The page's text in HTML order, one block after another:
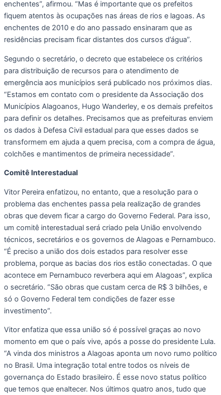
enchentes”, afirmou. “Mas é importante que os prefeitos
fiquem atentos às ocupações nas áreas de rios e lagoas. As
enchentes de 2010 e do ano passado ensinaram que as
residências precisam ficar distantes dos cursos d’água”.
Segundo o secretário, o decreto que estabelece os critérios
para distribuição de recursos para o atendimento de
emergência aos municípios será publicado nos próximos dias.
“Estamos em contato com o presidente da Associação dos
Municípios Alagoanos, Hugo Wanderley, e os demais prefeitos
para definir os detalhes. Precisamos que as prefeituras enviem
os dados à Defesa Civil estadual para que esses dados se
transformem em ajuda a quem precisa, com a compra de água,
colchões e mantimentos de primeira necessidade”.
Comitê Interestadual
Vitor Pereira enfatizou, no entanto, que a resolução para o
problema das enchentes passa pela realização de grandes
obras que devem ficar a cargo do Governo Federal. Para isso,
um comitê interestadual será criado pela União envolvendo
técnicos, secretários e os governos de Alagoas e Pernambuco.
“É preciso a união dos dois estados para resolver esse
problema, porque as bacias dos rios estão conectadas. O que
acontece em Pernambuco reverbera aqui em Alagoas”, explica
o secretário. “São obras que custam cerca de R$ 3 bilhões, e
só o Governo Federal tem condições de fazer esse
investimento”.
Vitor enfatiza que essa união só é possível graças ao novo
momento em que o país vive, após a posse do presidente Lula.
“A vinda dos ministros a Alagoas aponta um novo rumo político
no Brasil. Uma integração total entre todos os níveis de
governança do Estado brasileiro. É esse novo status político
que temos que enaltecer. Nos últimos quatro anos, tudo que